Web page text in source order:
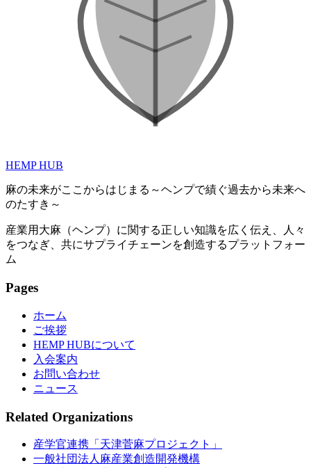
HEMP HUB
麻の未来がここからはじまる～ヘンプで績ぐ過去から未来へ
のたすき～
産業用大麻（ヘンプ）に関する正しい知識を広く伝え、人々
をつなぎ、共にサプライチェーンを創造するプラットフォー
ム
Pages
ホーム
ご挨拶
HEMP HUBについて
入会案内
お問い合わせ
ニュース
Related Organizations
産学官連携「天津菅麻プロジェクト」
一般社団法人麻産業創造開発機構